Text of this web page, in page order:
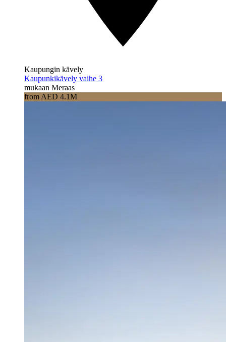
Kaupungin kävely
Kaupunkikävely vaihe 3
mukaan Meraas
from AED 4.1M